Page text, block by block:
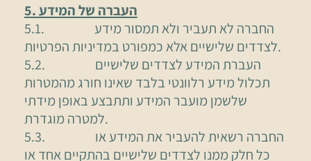
5. העברה של המידע
5.1. החברה לא תעביר ולא תמסור מידע
לצדדים שלישיים אלא כמפורט במדיניות הפרטיות.
5.2. העברת המידע לצדדים שלישיים
תכלול מידע רלוונטי בלבד שאינו חורג מהמטרות
שלשמן מועבר המידע ותתבצע באופן מידתי
למטרה מוגדרת.
5.3. החברה רשאית להעביר את המידע או
כל חלק ממנו לצדדים שלישיים בהתקיים אחד או